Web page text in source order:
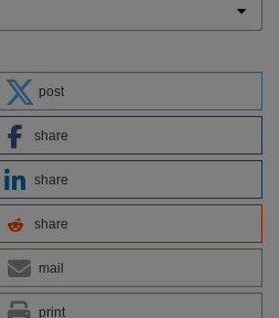
post
share
share
share
mail
print